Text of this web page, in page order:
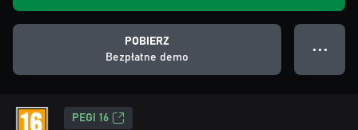
POBIERZ
Bezpłatne demo
● ● ●
PEGI 16